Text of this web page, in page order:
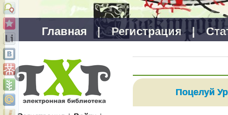
Главная | Регистрация |
Поцелуй